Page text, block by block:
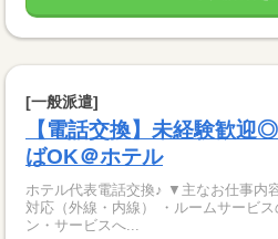
[一般派遣]
【電話交換】未経験歓迎
ばOK＠ホテル
ホテル代表電話交換♪ ▼主なお仕事内容▼ ・お客さまからの問合せ
対応（外線・内線） ・ルームサービ
ン・サービスへ...